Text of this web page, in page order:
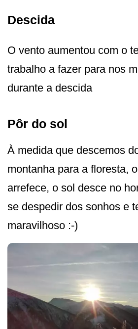
Descida
O vento aumentou com o
trabalho a fazer para nos
durante a descida
Pôr do sol
À medida que descemos
montanha para a floresta,
arrefece, o sol desce no
se despedir dos sonhos e
maravilhoso :-)